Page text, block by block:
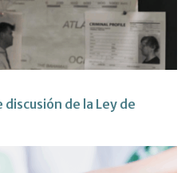
de la Ley de